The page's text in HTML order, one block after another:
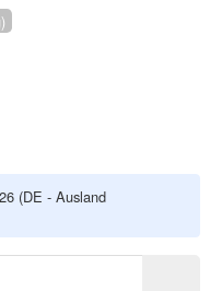
(DE - Ausland